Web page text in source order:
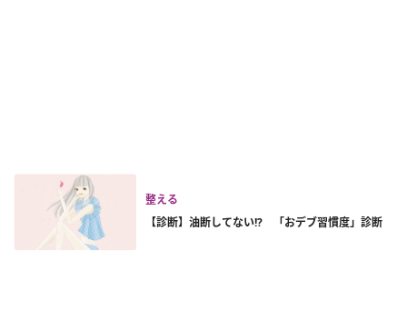
整える
【診断】油断してない!? 「おデブ習慣度」診断